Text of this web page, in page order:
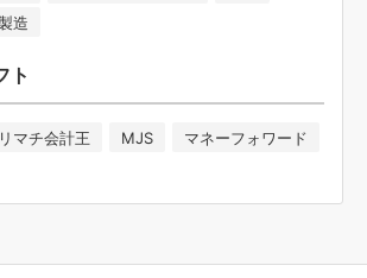
造
ト
マチ会計王 MJS
マネーフォワード